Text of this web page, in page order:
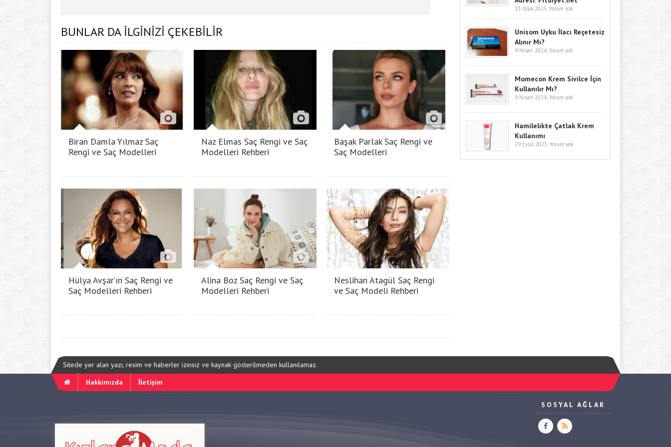
BUNLAR DA İLGİNİZİ ÇEKEBİLİR
Biran Damla Yılmaz Saç
Rengi ve Saç Modelleri
Naz Elmas Saç Rengi ve Saç
Modelleri Rehberi
Başak Parlak Saç Rengi ve
Saç Modelleri
Hülya Avşar’ın Saç Rengi ve
Saç Modelleri Rehberi
Alina Boz Saç Rengi ve Saç
Modelleri Rehberi
Neslihan Atagül Saç Rengi
ve Saç Modeli Rehberi
13 Ocak 2025, Yorum yok
Unisom Uyku İlacı Reçetesiz
Alınır Mı?
9 Nisan 2024, Yorum yok
Momecon Krem Sivilce İçin
Kullanılır Mı?
9 Nisan 2024, Yorum yok
Hamilelikte Çatlak Krem
Kullanımı
29 Eylül 2023, Yorum yok
Sitede yer alan yazı, resim ve haberler izinsiz ve kaynak gösterilmeden kullanılamaz.
Hakkımızda
İletişim
SOSYAL AĞLAR